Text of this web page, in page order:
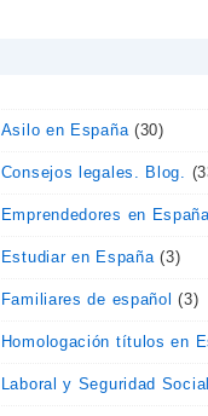
Asilo en España(30)
Consejos legales. Blog.
Emprendedores en
Estudiar en España(3)
Familiares de español (3)
Homologación títulos en
Laboral y Seguridad Social